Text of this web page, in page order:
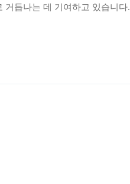
거듭나는 데 기여하고 있습니다.